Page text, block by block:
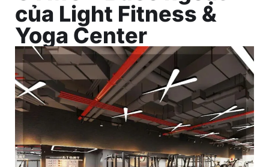
của Light Fitness &
Yoga Center